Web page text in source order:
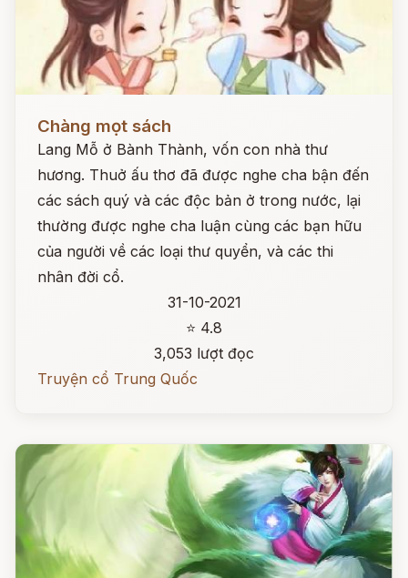
Chàng mọt sách
Lang Mỗ ở Bành Thành, vốn con nhà thư
hương. Thuở ấu thơ đã được nghe cha bận đến
các sách quý và các độc bản ở trong nước, lại
thường được nghe cha luận cùng các bạn hữu
của người về các loại thư quyển, và các thi
nhân đời cổ.
31-10-2021
⭐ 4.8
3,053 lượt đọc
Truyện cổ Trung Quốc